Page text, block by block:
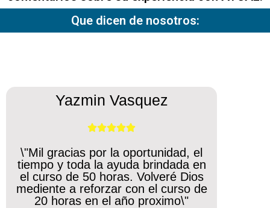
Que dicen de nosotros:
Yazmin Vasquez

\"Mil gracias por la oportunidad, el
tiempo y toda la ayuda brindada en
el curso de 50 horas. Volveré Dios
mediente a reforzar con el curso de
20 horas en el año proximo\"